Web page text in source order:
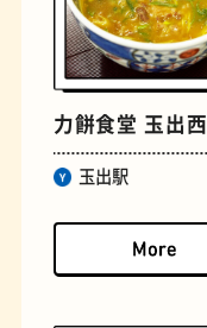
力餅食堂 玉出西
玉出駅